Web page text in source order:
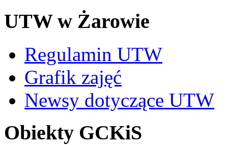
UTW w Żarowie
Regulamin UTW
Grafik zajęć
Newsy dotyczące UTW
Obiekty GCKiS